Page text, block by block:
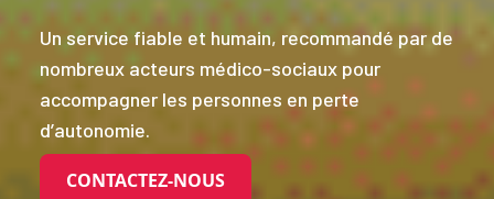
Un service fiable et humain, recommandé par de
nombreux acteurs médico-sociaux pour
accompagner les personnes en perte
d’autonomie.
CONTACTEZ-NOUS